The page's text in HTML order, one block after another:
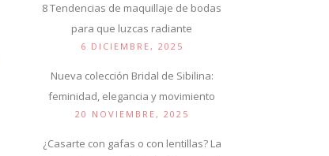
8 Tendencias de maquillaje de bodas
para que luzcas radiante
6 DICIEMBRE, 2025
Nueva colección Bridal de Sibilina:
feminidad, elegancia y movimiento
20 NOVIEMBRE, 2025
¿Casarte con gafas o con lentillas? La